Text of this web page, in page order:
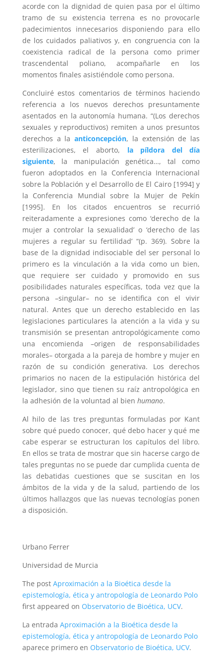
acorde con la dignidad de quien pasa por el último
tramo de su existencia terrena es no provocarle
padecimientos innecesarios disponiendo para ello
de los cuidados paliativos y, en congruencia con la
coexistencia radical de la persona como primer
trascendental poliano, acompañarle en los
momentos finales asistiéndole como persona.
Concluiré estos comentarios de términos haciendo
referencia a los nuevos derechos presuntamente
asentados en la autonomía humana. “(Los derechos
sexuales y reproductivos) remiten a unos presuntos
derechos a laanticoncepción, la extensión de las
esterilizaciones, el aborto, la píldora del día
siguiente, la manipulación genética…, tal como
fueron adoptados en la Conferencia Internacional
sobre la Población y el Desarrollo de El Cairo [1994] y
la Conferencia Mundial sobre la Mujer de Pekín
[1995]. En los citados encuentros se recurrió
reiteradamente a expresiones como ‘derecho de la
mujer a controlar la sexualidad’ o ‘derecho de las
mujeres a regular su fertilidad’ “(p. 369). Sobre la
base de la dignidad indisociable del ser personal lo
primero es la vinculación a la vida como un bien,
que requiere ser cuidado y promovido en sus
posibilidades naturales específicas, toda vez que la
persona –singular– no se identifica con el vivir
natural. Antes que un derecho establecido en las
legislaciones particulares la atención a la vida y su
transmisión se presentan antropológicamente como
una encomienda –origen de responsabilidades
morales– otorgada a la pareja de hombre y mujer en
razón de su condición generativa. Los derechos
primarios no nacen de la estipulación histórica del
legislador, sino que tienen su raíz antropológica en
la adhesión de la voluntad al bien humano.
Al hilo de las tres preguntas formuladas por Kant
sobre qué puedo conocer, qué debo hacer y qué me
cabe esperar se estructuran los capítulos del libro.
En ellos se trata de mostrar que sin hacerse cargo de
tales preguntas no se puede dar cumplida cuenta de
las debatidas cuestiones que se suscitan en los
ámbitos de la vida y de la salud, partiendo de los
últimos hallazgos que las nuevas tecnologías ponen
a disposición.
Urbano Ferrer
Universidad de Murcia
The post Aproximación a la Bioética desde la
epistemología, ética y antropología de Leonardo Polo
first appeared on Observatorio de Bioética, UCV.
La entrada Aproximación a la Bioética desde la
epistemología, ética y antropología de Leonardo Polo
aparece primero en Observatorio de Bioética, UCV.